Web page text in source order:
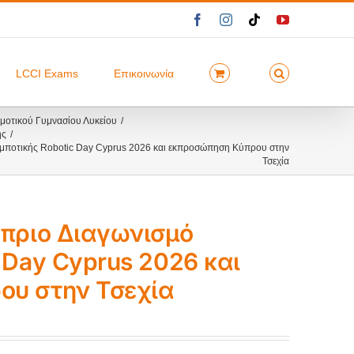
FacebookInstagram
TiktokYouTube
LCCI Exams Επικοινωνία
Γυμνασίου Λυκείου
Robotic Day Cyprus 2026 και εκπροσώπηση Κύπρου στην
Τσεχία
Διαγωνισμό
Cyprus 2026 και
στην Τσεχία